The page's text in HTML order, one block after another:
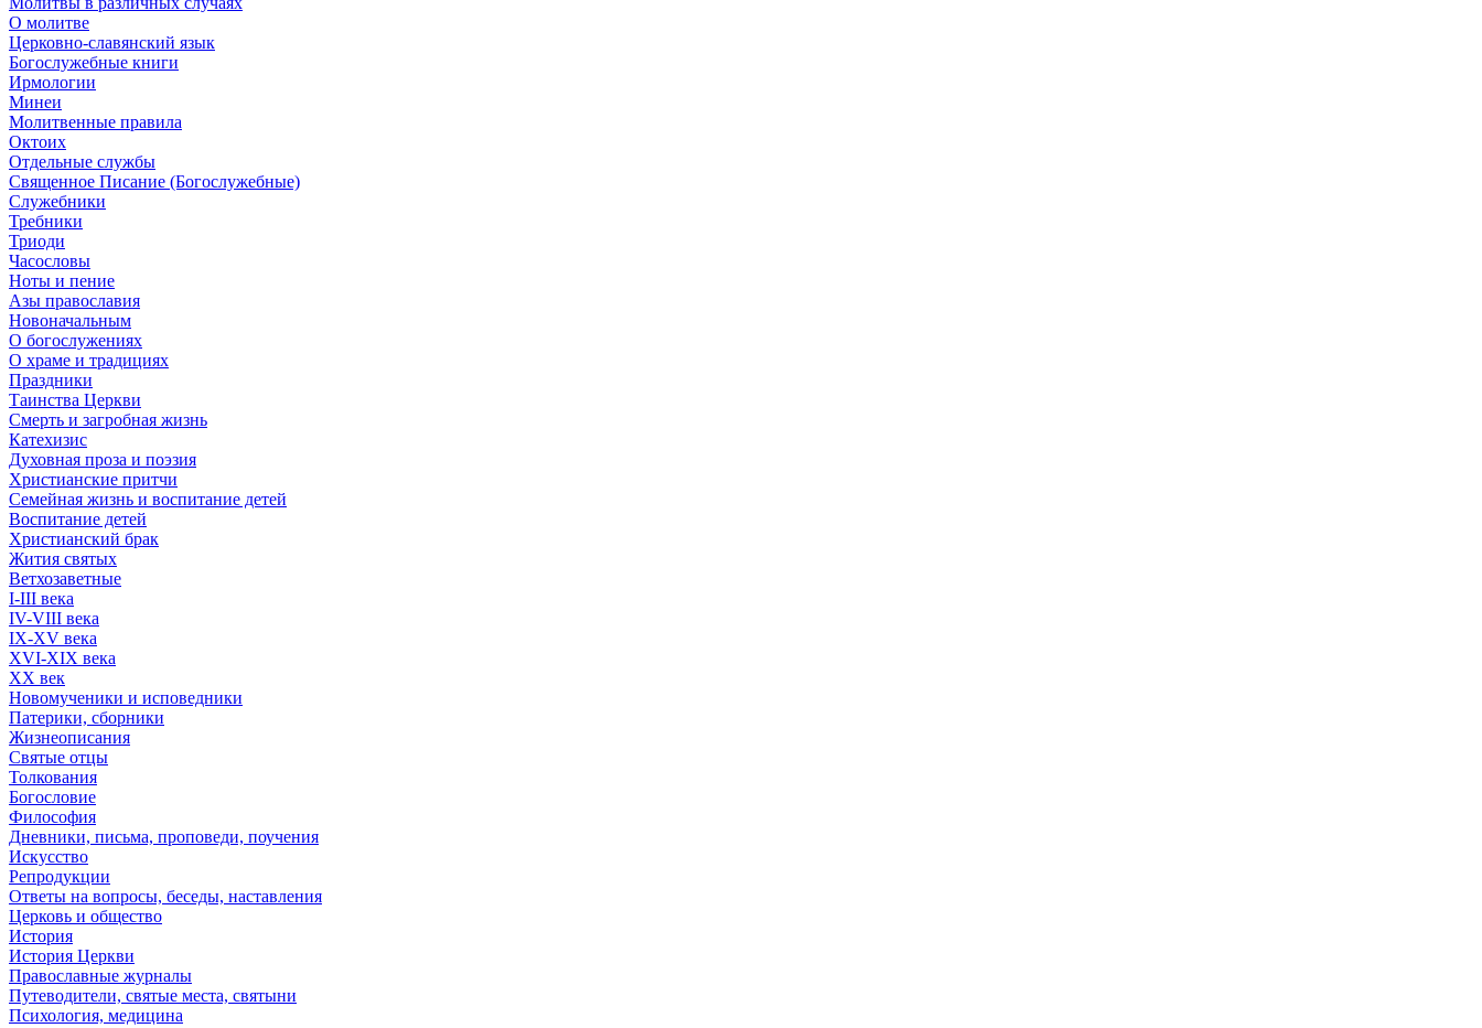
О молитве
Церковно-славянский язык
Богослужебные книги
Ирмологии
Минеи
Молитвенные правила
Октоих
Отдельные службы
Священное Писание (Богослужебные)
Служебники
Требники
Триоди
Часословы
Ноты и пение
Азы православия
Новоначальным
О богослужениях
О храме и традициях
Праздники
Таинства Церкви
Смерть и загробная жизнь
Катехизис
Духовная проза и поэзия
Христианские притчи
Семейная жизнь и воспитание детей
Воспитание детей
Христианский брак
Жития святых
Ветхозаветные
I-III века
IV-VIII века
IX-XV века
XVI-XIX века
XX век
Новомученики и исповедники
Патерики, сборники
Жизнеописания
Святые отцы
Толкования
Богословие
Философия
Дневники, письма, проповеди, поучения
Искусство
Репродукции
Ответы на вопросы, беседы, наставления
Церковь и общество
История
История Церкви
Православные журналы
Путеводители, святые места, святыни
Психология, медицина